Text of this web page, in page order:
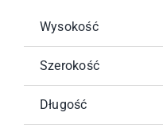
Wysokość
Szerokość
Długość